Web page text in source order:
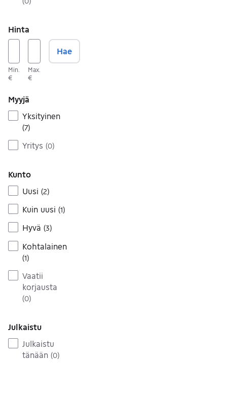
Hinta
Min.
€
Max.
€
Hae
Myyjä
Yksityinen
(7)
Yritys (0)
Kunto
Uusi (2)
Kuin uusi (1)
Hyvä (3)
Kohtalainen
(1)
Vaatii
korjausta
(0)
Julkaistu
Julkaistu
tänään (0)